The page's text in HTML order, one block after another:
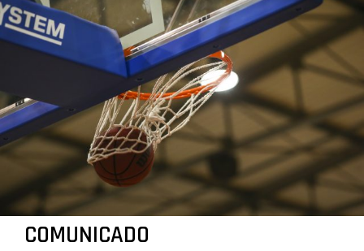
COMUNICADO